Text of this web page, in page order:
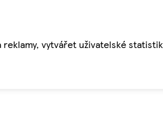
vytvářet uživatelské